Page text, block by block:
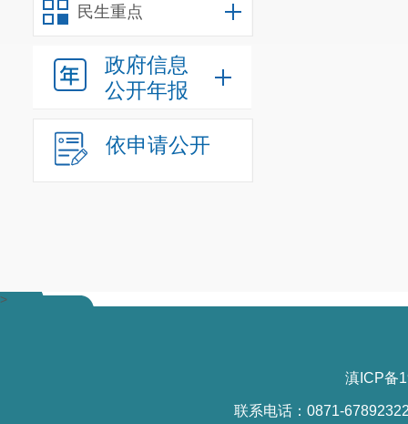
民生重点
政府信息
公开年报
依申请公开
>
滇ICP备
联系电话：0871-